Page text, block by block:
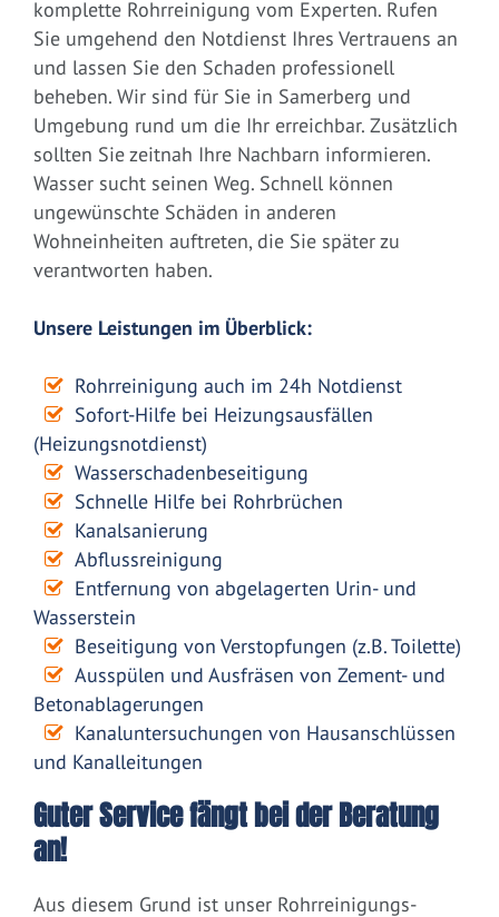
komplette Rohrreinigung vom Experten. Rufen
Sie umgehend den Notdienst Ihres Vertrauens an
und lassen Sie den Schaden professionell
beheben. Wir sind für Sie in Samerberg und
Umgebung rund um die Ihr erreichbar. Zusätzlich
sollten Sie zeitnah Ihre Nachbarn informieren.
Wasser sucht seinen Weg. Schnell können
ungewünschte Schäden in anderen
Wohneinheiten auftreten, die Sie später zu
verantworten haben.
Unsere Leistungen im Überblick:
Rohrreinigung auch im 24h Notdienst
Sofort-Hilfe bei Heizungsausfällen
(Heizungsnotdienst)
Wasserschadenbeseitigung
Schnelle Hilfe bei Rohrbrüchen
Kanalsanierung
Abflussreinigung
Entfernung von abgelagerten Urin- und
Wasserstein
Beseitigung von Verstopfungen (z.B. Toilette)
Ausspülen und Ausfräsen von Zement- und
Betonablagerungen
Kanaluntersuchungen von Hausanschlüssen
und Kanalleitungen
Guter Service fängt bei der Beratung
an!
Aus diesem Grund ist unser Rohrreinigungs-